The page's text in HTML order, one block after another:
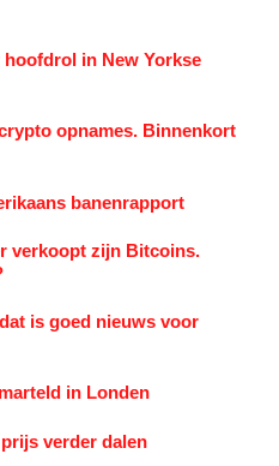
in New Yorkse
opnames. Binnenkort
banenrapport
verkoopt zijn Bitcoins.
is goed nieuws voor
in Londen
verder dalen